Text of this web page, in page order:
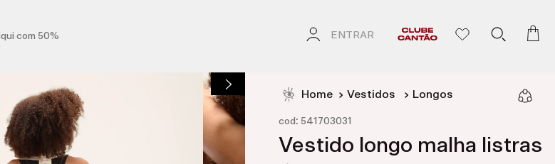
com 50% ENTRAR
Vestidos Longos
cod : 541703031
Vestido longo malha listras